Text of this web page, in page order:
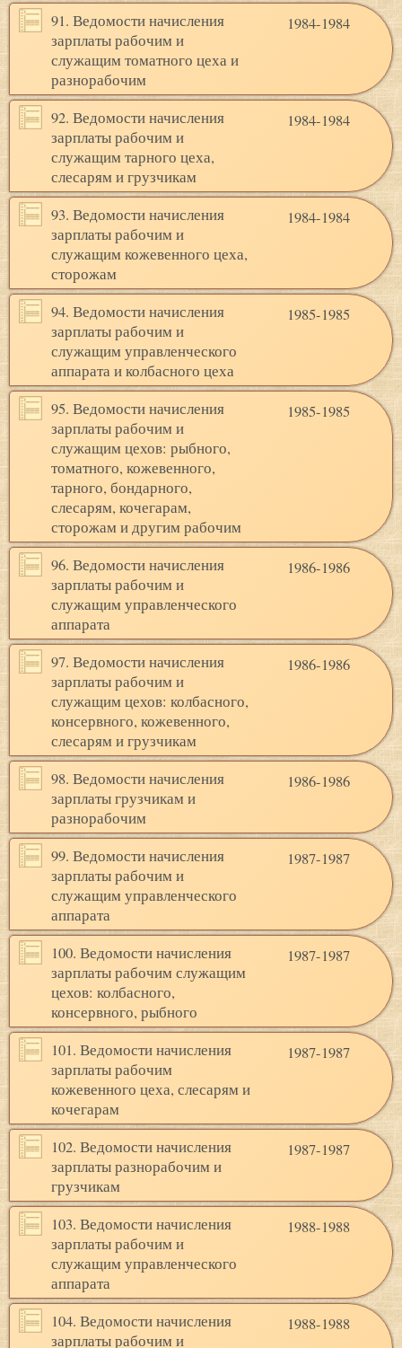
91. Ведомости начисления
зарплаты рабочим и
служащим томатного цеха и
разнорабочим
1984-1984
92. Ведомости начисления
зарплаты рабочим и
служащим тарного цеха,
слесарям и грузчикам
1984-1984
93. Ведомости начисления
зарплаты рабочим и
служащим кожевенного цеха,
сторожам
1984-1984
94. Ведомости начисления
зарплаты рабочим и
служащим управленческого
аппарата и колбасного цеха
1985-1985
95. Ведомости начисления
зарплаты рабочим и
служащим цехов: рыбного,
томатного, кожевенного,
тарного, бондарного,
слесарям, кочегарам,
сторожам и другим рабочим
1985-1985
96. Ведомости начисления
зарплаты рабочим и
служащим управленческого
аппарата
1986-1986
97. Ведомости начисления
зарплаты рабочим и
служащим цехов: колбасного,
консервного, кожевенного,
слесарям и грузчикам
1986-1986
98. Ведомости начисления
зарплаты грузчикам и
разнорабочим
1986-1986
99. Ведомости начисления
зарплаты рабочим и
служащим управленческого
аппарата
1987-1987
100. Ведомости начисления
зарплаты рабочим служащим
цехов: колбасного,
консервного, рыбного
1987-1987
101. Ведомости начисления
зарплаты рабочим
кожевенного цеха, слесарям и
кочегарам
1987-1987
102. Ведомости начисления
зарплаты разнорабочим и
грузчикам
1987-1987
103. Ведомости начисления
зарплаты рабочим и
служащим управленческого
аппарата
1988-1988
104. Ведомости начисления
зарплаты рабочим и
1988-1988